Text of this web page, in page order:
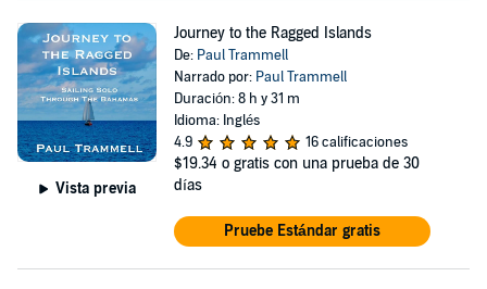
Vista previa
Journey to the Ragged Islands
De: Paul Trammell
Narrado por: Paul Trammell
Duración: 8 h y 31 m
Idioma: Inglés
4.9
16 calificaciones
$19.34 o gratis con una prueba de 30
días
Pruebe Estándar gratis